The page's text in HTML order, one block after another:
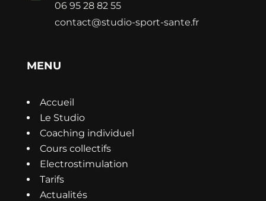
06 95 28 82 55
contact@studio-sport-sante.fr
MENU
Accueil
Le Studio
Coaching individuel
Cours collectifs
Electrostimulation
Tarifs
Actualités